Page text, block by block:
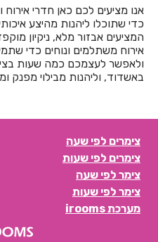
חדרים לפי שעה בזכרון
חדרים לפי שעה בזרועה
חדרים לפי שעה בזרעית
חדרים לפי שעה בחבצלת
חדרים לפי שעה בחגור
חדרים לפי שעה בחד
חדרים לפי שעה בחד נס
אנו מציעים לכם כאן חדרי
כדי שתוכלו ליהנות מהיצע
המציעים אבזור מלא, ניקיון
אירוח משתלמים ונוחים כדי
ולאפשר לעצמכם כמה שעות
באשדוד, וליהנות מבילוי
צימרים לפי שעה
צימרים לפי שעות
צימר לפי שעה
צימר לפי שעות
מערכת irooms